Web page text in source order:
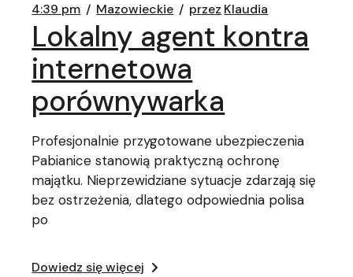
4:39 pm Mazowieckie przez Klaudia
Lokalny agent kontra
internetowa
porównywarka
Profesjonalnie przygotowane ubezpieczenia
Pabianice stanowią praktyczną ochronę
majątku. Nieprzewidziane sytuacje zdarzają się
bez ostrzeżenia, dlatego odpowiednia polisa
po
Dowiedz się więcej